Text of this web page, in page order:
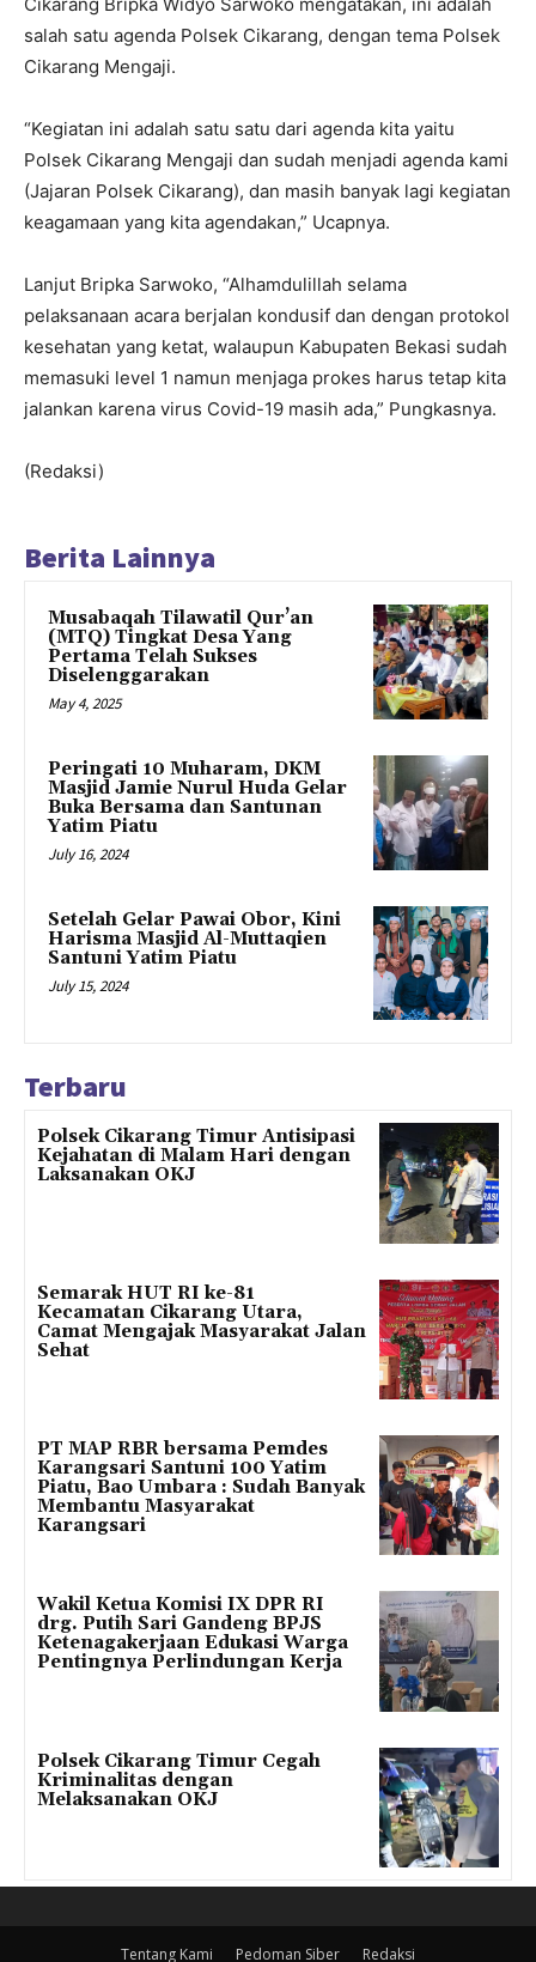
salah satu agenda Polsek Cikarang, dengan tema Polsek
Cikarang Mengaji.
“Kegiatan ini adalah satu satu dari agenda kita yaitu
Polsek Cikarang Mengaji dan sudah menjadi agenda kami
(Jajaran Polsek Cikarang), dan masih banyak lagi kegiatan
keagamaan yang kita agendakan,” Ucapnya.
Lanjut Bripka Sarwoko, “Alhamdulillah selama
pelaksanaan acara berjalan kondusif dan dengan protokol
kesehatan yang ketat, walaupun Kabupaten Bekasi sudah
memasuki level 1 namun menjaga prokes harus tetap kita
jalankan karena virus Covid-19 masih ada,” Pungkasnya.
(Redaksi)
Berita Lainnya
Musabaqah Tilawatil Qur’an
(MTQ) Tingkat Desa Yang
Pertama Telah Sukses
Diselenggarakan
May 4, 2025
Peringati 10 Muharam, DKM
Masjid Jamie Nurul Huda Gelar
Buka Bersama dan Santunan
Yatim Piatu
July 16, 2024
Setelah Gelar Pawai Obor, Kini
Harisma Masjid Al-Muttaqien
Santuni Yatim Piatu
July 15, 2024
Terbaru
Polsek Cikarang Timur Antisipasi
Kejahatan di Malam Hari dengan
Laksanakan OKJ
Semarak HUT RI ke-81
Kecamatan Cikarang Utara,
Camat Mengajak Masyarakat Jalan
Sehat
PT MAP RBR bersama Pemdes
Karangsari Santuni 100 Yatim
Piatu, Bao Umbara : Sudah Banyak
Membantu Masyarakat
Karangsari
Wakil Ketua Komisi IX DPR RI
drg. Putih Sari Gandeng BPJS
Ketenagakerjaan Edukasi Warga
Pentingnya Perlindungan Kerja
Polsek Cikarang Timur Cegah
Kriminalitas dengan
Melaksanakan OKJ
Tentang Kami Pedoman Siber Redaksi